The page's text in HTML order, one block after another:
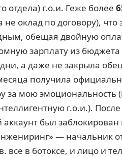
отдела) г.о.и. Геже более
оклад по договору),
обещая двойную
зарплату из
а даже не закрыла
получила
за мою
г.о.и.).
был
— начальник
все в ботоксе, и лицо и